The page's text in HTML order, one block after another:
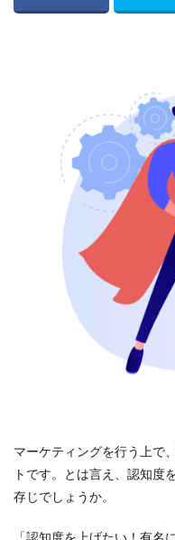
マーケティングを行う上で
トです。とは言え、認知度
存じでしょうか。
「認知度を上げたい！有名